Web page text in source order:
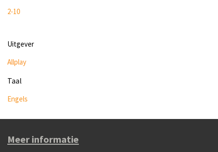
2-10
Uitgever
Allplay
Taal
Engels
Meer informatie